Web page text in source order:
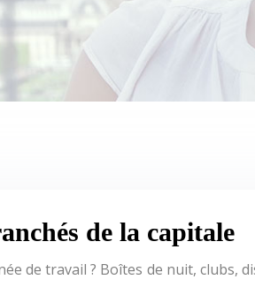
de la capitale
de travail ? Boîtes de nuit, clubs,